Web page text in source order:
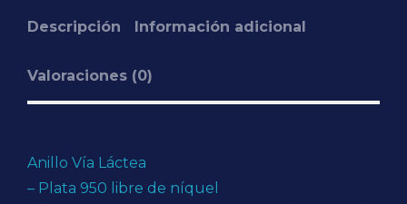
Descripción Información adicional
Valoraciones (0)
Anillo Vía Láctea
– Plata 950 libre de níquel